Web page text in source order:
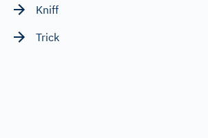
Kniff
Trick